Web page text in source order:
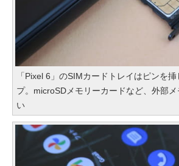
「Pixel 6」のSIMカードトレイはピンを
プ。microSDメモリーカードなど、外部
い